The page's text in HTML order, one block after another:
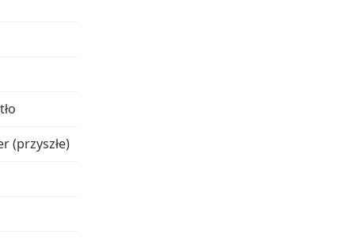
(przyszłe)